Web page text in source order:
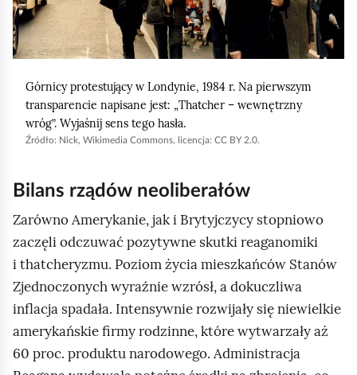
a
b
y
o
o
Górnicy protestujący w Londynie, 1984 r. Na pierwszym
transparencie napisane jest:
Thatcher – wewnętrzny
wróg. Wyjaśnij sens tego hasła.
Źródło: Nick, Wikimedia Commons, licencja: CC BY 2.0.
Bilans rządów neoliberałów
Zarówno Amerykanie, jak i Brytyjczycy stopniowo
zaczęli odczuwać pozytywne skutki reaganomiki
i thatcheryzmu. Poziom życia mieszkańców Stanów
Zjednoczonych wyraźnie wzrósł, a dokuczliwa
inflacja spadała. Intensywnie rozwijały się niewielkie
amerykańskie firmy rodzinne, które wytwarzały aż
60 proc. produktu narodowego. Administracja